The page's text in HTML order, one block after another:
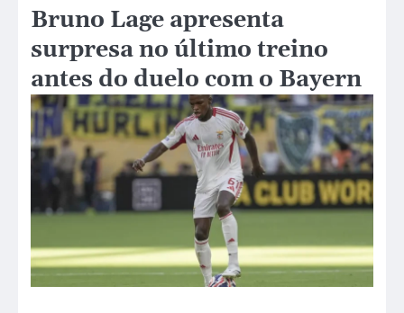
Bruno Lage apresenta
surpresa no último treino
antes do duelo com o Bayern